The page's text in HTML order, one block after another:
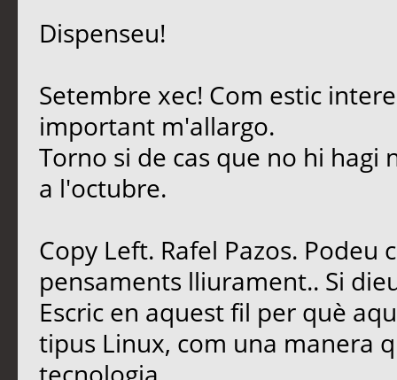
Dispenseu!
Setembre xec! Com estic
important m'allargo.
Torno si de cas que no hi
a l'octubre.
Copy Left. Rafel Pazos.
pensaments lliurament.. Si
Escric en aquest fil per què
tipus Linux, com una manera